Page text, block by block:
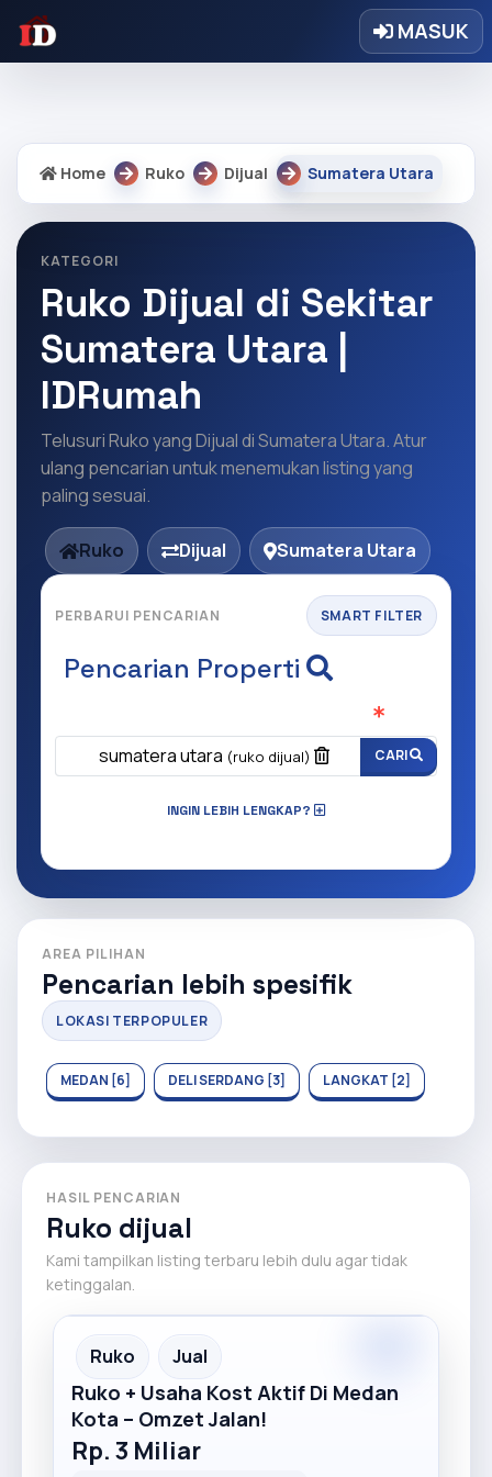
Warning: Undefined array key "regency" in
/home/idrumah/public_html/core/core.php on line 9328
MASUK
Home Ruko Dijual Sumatera Utara
KATEGORI
Ruko Dijual di Sekitar
Sumatera Utara |
IDRumah
Telusuri Ruko yang Dijual di Sumatera Utara. Atur
ulang pencarian untuk menemukan listing yang
paling sesuai.
Ruko Dijual Sumatera Utara
PERBARUI PENCARIAN SMART FILTER
Pencarian Properti
sumatera utara (ruko dijual) CARI
INGIN LEBIH LENGKAP?
AREA PILIHAN
Pencarian lebih spesifik
LOKASI TERPOPULER
MEDAN [6] DELI SERDANG [3] LANGKAT [2]
HASIL PENCARIAN
Ruko dijual
Kami tampilkan listing terbaru lebih dulu agar tidak
ketinggalan.
Recommended
Ruko Jual
Ruko + Usaha Kost Aktif Di Medan
Kota – Omzet Jalan!
Rp. 3 Miliar